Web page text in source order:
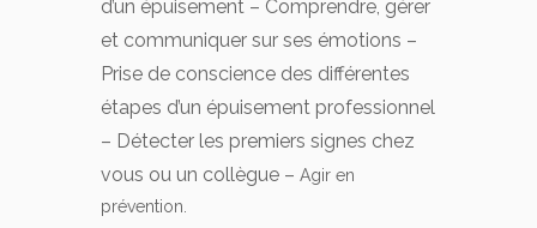
d’un épuisement – Comprendre, gérer
et communiquer sur ses émotions –
Prise de conscience des différentes
étapes d’un épuisement professionnel
– Détecter les premiers signes chez
vous ou un collègue – Agir en
prévention.